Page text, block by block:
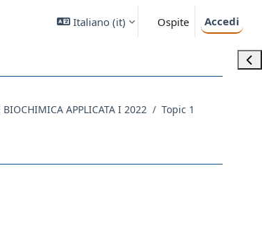
Italiano ‎(it)‎ Ospite Accedi
APPLICATA I 2022 Topic 1